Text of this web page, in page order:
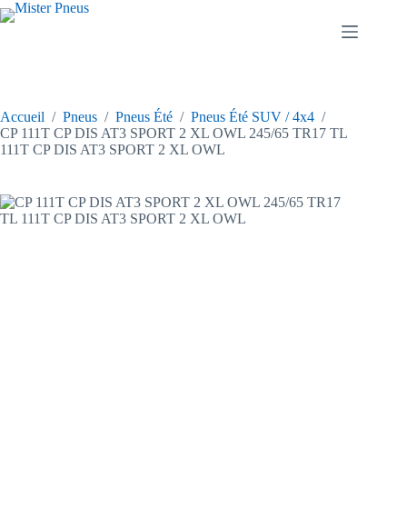
Passer
au
Accueil / Pneus / Pneus Été / Pneus Été SUV / 4x4 /
CP 111T CP DIS AT3 SPORT 2 XL OWL 245/65 TR17 TL
111T CP DIS AT3 SPORT 2 XL OWL